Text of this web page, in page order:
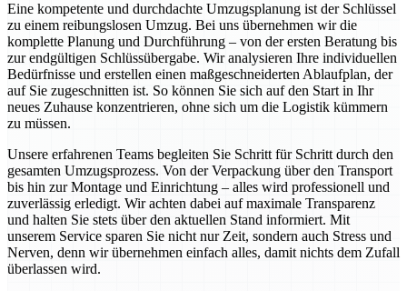
Eine kompetente und durchdachte Umzugsplanung ist der Schlüssel
zu einem reibungslosen Umzug. Bei uns übernehmen wir die
komplette Planung und Durchführung – von der ersten Beratung bis
zur endgültigen Schlüssübergabe. Wir analysieren Ihre individuellen
Bedürfnisse und erstellen einen maßgeschneiderten Ablaufplan, der
auf Sie zugeschnitten ist. So können Sie sich auf den Start in Ihr
neues Zuhause konzentrieren, ohne sich um die Logistik kümmern
zu müssen.
Unsere erfahrenen Teams begleiten Sie Schritt für Schritt durch den
gesamten Umzugsprozess. Von der Verpackung über den Transport
bis hin zur Montage und Einrichtung – alles wird professionell und
zuverlässig erledigt. Wir achten dabei auf maximale Transparenz
und halten Sie stets über den aktuellen Stand informiert. Mit
unserem Service sparen Sie nicht nur Zeit, sondern auch Stress und
Nerven, denn wir übernehmen einfach alles, damit nichts dem Zufall
überlassen wird.